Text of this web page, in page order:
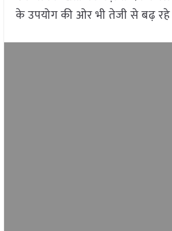
के उपयोग की ओर भी तेजी से बढ़ रहे